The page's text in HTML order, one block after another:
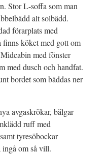
Stor L-soffa som man
alt solbädd.
förarplats med
finns köket med gott om
med fönster
med dusch och handfat.
bordet som bäddas ner
avgaskrökar, bälgar
ruff med
tyresöbockar
ingå om så vill.